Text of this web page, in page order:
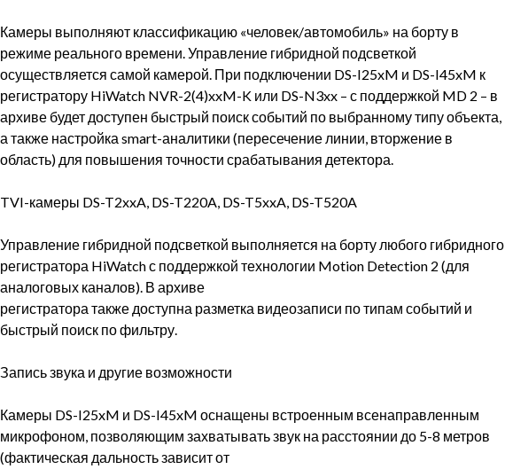
Камеры выполняют классификацию «человек/автомобиль» на борту в
режиме реального времени. Управление гибридной подсветкой
осуществляется самой камерой. При подключении DS-I25xM и DS-I45xM к
регистратору HiWatch NVR-2(4)xxM-K или DS-N3xx – с поддержкой MD 2 – в
архиве будет доступен быстрый поиск событий по выбранному типу объекта,
а также настройка smart-аналитики (пересечение линии, вторжение в
область) для повышения точности срабатывания детектора.
TVI-камеры DS-T2xxA, DS-T220A, DS-T5xxA, DS-T520A
Управление гибридной подсветкой выполняется на борту любого гибридного
регистратора HiWatch с поддержкой технологии Motion Detection 2 (для
аналоговых каналов). В архиве
регистратора также доступна разметка видеозаписи по типам событий и
быстрый поиск по фильтру.
Запись звука и другие возможности
Камеры DS-I25xM и DS-I45xM оснащены встроенным всенаправленным
микрофоном, позволяющим захватывать звук на расстоянии до 5-8 метров
(фактическая дальность зависит от